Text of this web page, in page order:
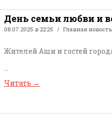
День семьи любви и
08.07.2025 в 22:25 Главная новость
Жителей Аши и гостей
...
Читать →